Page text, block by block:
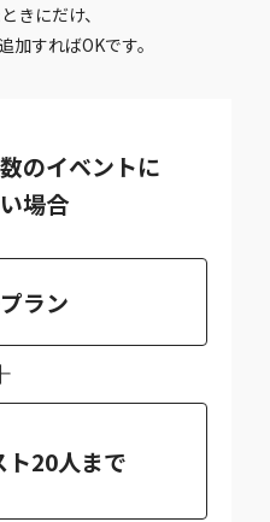
きにだけ、
加すればOKです。
のイベントに
場合
ラン
ト20人まで